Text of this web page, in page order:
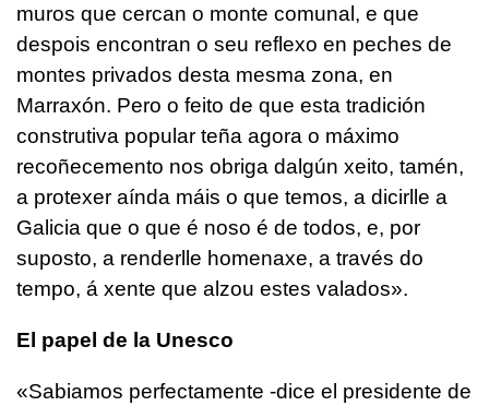
muros que cercan o monte comunal, e que
despois encontran o seu reflexo en peches de
montes privados desta mesma zona, en
Marraxón. Pero o feito de que esta tradición
construtiva popular teña agora o máximo
recoñecemento nos obriga dalgún xeito, tamén,
a protexer aínda máis o que temos, a dicirlle a
Galicia que o que é noso é de todos, e, por
suposto, a renderlle homenaxe, a través do
tempo, á xente que alzou estes valados».
El papel de la Unesco
«Sabiamos perfectamente -dice el presidente de